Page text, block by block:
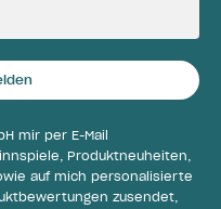
mir per E-Mail
Produktneuheiten,
auf mich personalisierte
zusendet,